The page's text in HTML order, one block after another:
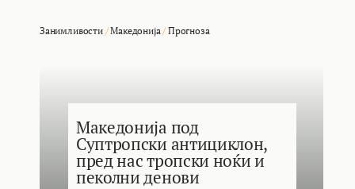
Занимливости/Македонија /Прогноза
Македонија под
Суптропски антициклон,
пред нас тропски ноќи и
пеколни денови